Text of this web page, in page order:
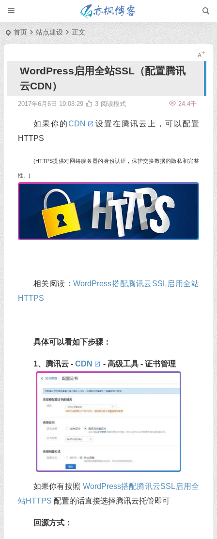
首页 站点建设 正文
WordPress启用全站SSL（配置腾讯
云CDN）
2017年6月6日 19:08:29 24.4千
3 阅读模式
如果你的CDN
设置在腾讯云上，可以配置
HTTPS
(HTTPS提供对网络服务器的身份认证，保护交换数据的隐私和完整
性。)
相关阅读：WordPress搭配腾讯云SSL启用全站
HTTPS
具体可以看如下步骤：
1、腾讯云 - CDN - 高级工具 - 证书管理
如果你有按照 WordPress搭配腾讯云SSL启用全
站HTTPS 配置的话直接选择腾讯云托管即可
回源方式：